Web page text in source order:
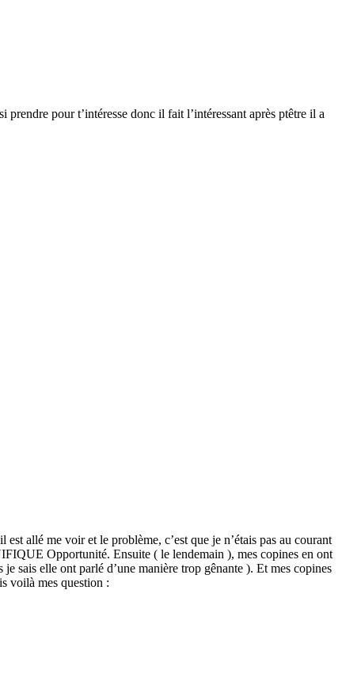
pour t’intéresse donc il fait l’intéressant après ptêtre il a
allé me voir et le problème, c’est que je n’étais pas au courant
Opportunité. Ensuite ( le lendemain ), mes copines en ont
sais elle ont parlé d’une manière trop gênante ). Et mes copines
voilà mes question :